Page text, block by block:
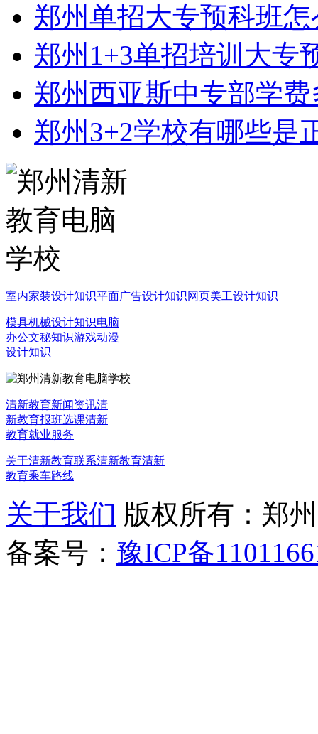
郑州单招大专预科班
郑州1+3单招培训大专
郑州西亚斯中专部学
郑州3+2学校有哪些是
室内家装设计知识平面广告设计知识网页美工设计知识
模具机械设计知识电脑
办公文秘知识游戏动漫
设计知识
清新教育新闻资讯清
新教育报班选课清新
教育就业服务
关于清新教育联系清新教育清新
教育乘车路线
关于我们 版权所有：郑
备案号： 豫ICP备